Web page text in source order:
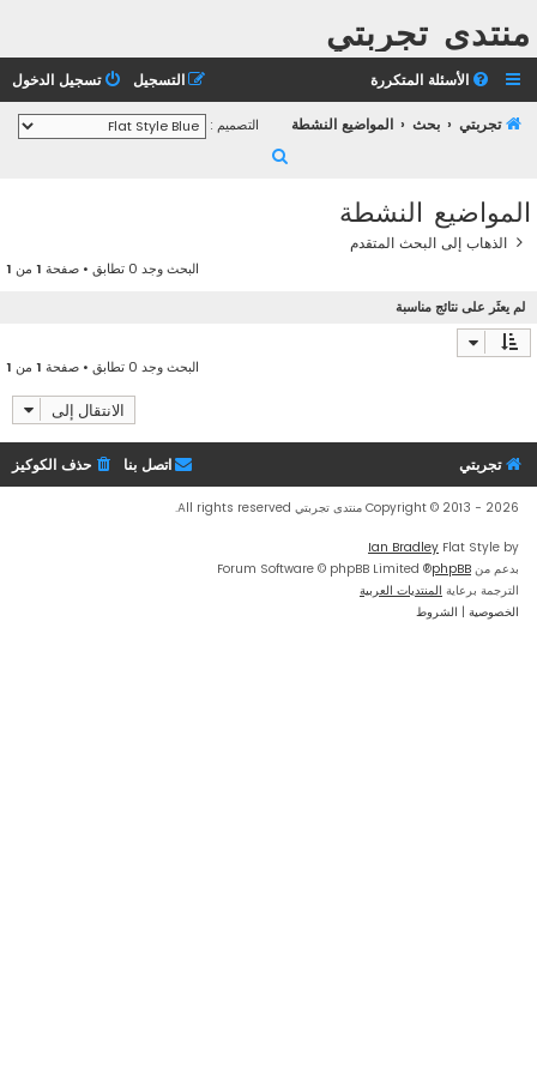
منتدى تجربتي
الأسئلة المتكررة تسجيل الدخول التسجيل
تجربتي بحث المواضيع النشطة التصميم :
المواضيع النشطة
الذهاب إلى البحث المتقدم
البحث وجد 0 تطابق • صفحة 1 من 1
لم يعثَر على نتائج مناسبة
البحث وجد 0 تطابق • صفحة 1 من 1
الانتقال إلى
تجربتي حذف الكوكيز اتصل بنا
Copyright © 2013 - 2026 منتدى تجربتي All rights reserved.
Flat Style by
Ian Bradley
بدعم من phpBB
® Forum Software © phpBB Limited
الترجمة برعاية المنتديات العربية
الخصوصية | الشروط